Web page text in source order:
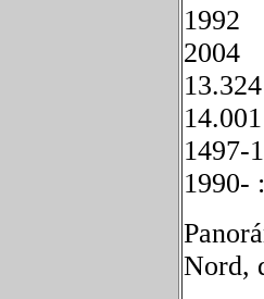
1497-
1990-
Nord,